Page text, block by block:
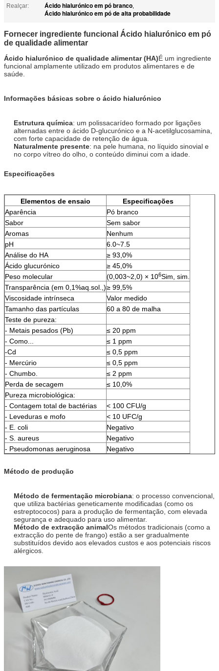
Realçar:
Ácido hialurónico em pó branco,
Ácido hialurónico em pó de alta probabilidade
Fornecer ingrediente funcional Ácido hialurónico em pó
de qualidade alimentar
Ácido hialurónico de qualidade alimentar (HA)É um ingrediente
funcional amplamente utilizado em produtos alimentares e de
saúde.
Informações básicas sobre o ácido hialurónico
Estrutura química: um polissacarídeo formado por ligações
alternadas entre o ácido D-glucurónico e a N-acetilglucosamina,
com forte capacidade de retenção de água.
Naturalmente presente: na pele humana, no líquido sinovial e
no corpo vítreo do olho, o conteúdo diminui com a idade.
Especificações
Elementos de ensaio
Especificações
Aparência
Pó branco
Sabor
Sem sabor
Aromas
Nenhum
pH
6.0~7.5
Análise do HA
≥ 93,0%
Ácido glucurónico
≥ 45,0%
Peso molecular
(0,003~2,0) × 106Sim, sim.
Transparência (em 0,1%aq.sol.,)≥ 99,5%
Viscosidade intrínseca
Valor medido
Tamanho das partículas
60 a 80 de malha
Teste de pureza:
- Metais pesados (Pb)
≤ 20 ppm
- Como...
≤ 1 ppm
-Cd
≤ 0,5 ppm
- Mercúrio
≤ 0,5 ppm
- Chumbo.
≤ 2 ppm
Perda de secagem
≤ 10,0%
Pureza microbiológica:
- Contagem total de bactérias
< 100 CFU/g
- Leveduras e mofo
< 10 UFC/g
- E. coli
Negativo
- S. aureus
Negativo
- Pseudomonas aeruginosa
Negativo
Método de produção
Método de fermentação microbiana: o processo convencional,
que utiliza bactérias geneticamente modificadas (como os
estreptococos) para a produção de fermentação, com elevada
segurança e adequado para uso alimentar.
Método de extracção animalOs métodos tradicionais (como a
extracção do pente de frango) estão a ser gradualmente
substituídos devido aos elevados custos e aos potenciais riscos
alérgicos.